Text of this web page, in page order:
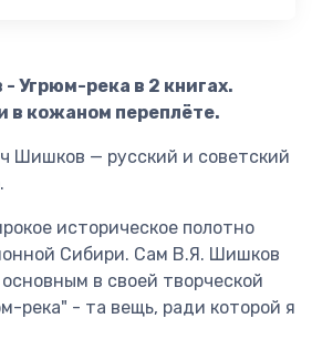
Угрюм-река в 2 книгах.
в кожаном переплёте.
Шишков — русский и советский
историческое полотно
Сибири. Сам В.Я. Шишков
в своей творческой
река" - та вещь, ради которой я